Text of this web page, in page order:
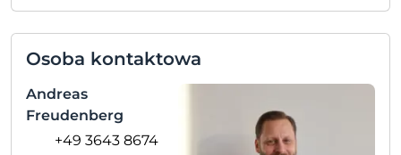
Osoba kontaktowa
Andreas
Freudenberg
+49 3643 8674